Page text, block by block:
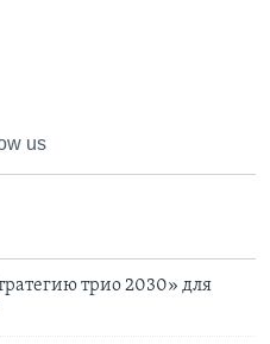
us
трио 2030» для